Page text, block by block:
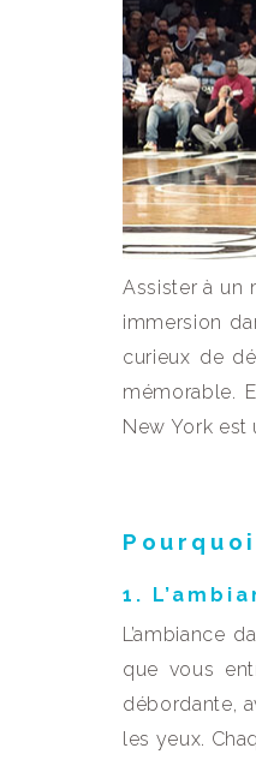
Assister à un
immersion
curieux de
mémorable.
New York est
1.
L’ambiance
que vous
débordante,
les yeux.